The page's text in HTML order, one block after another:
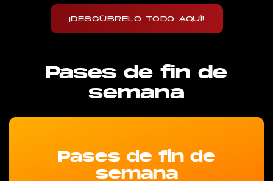
¡DESCÚBRELO TODO AQUÍ!
Pases de fin de
semana
Pases de fin de
semana